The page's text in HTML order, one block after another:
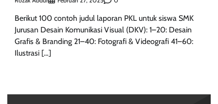
Berikut 100 contoh judul laporan PKL untuk siswa SMK
Jurusan Desain Komunikasi Visual (DKV): 1–20: Desain
Grafis & Branding 21–40: Fotografi & Videografi 41–60:
Ilustrasi […]